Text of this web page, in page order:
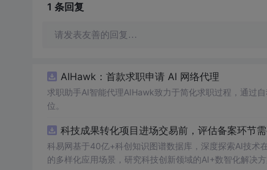
1 条回复
请发表友善的回复…
AIHawk：首款求职申请 AI 网络代理
求职助手AI智能代理AIHawk致力于简化求职过程，通过
位。
科技成果转化项目进场交易前，评估备案环节
科易网基于40亿+科创知识图谱数据库，深度探索AI技术
的多样化应用场景，研究科技创新领域的AI+数智化解决